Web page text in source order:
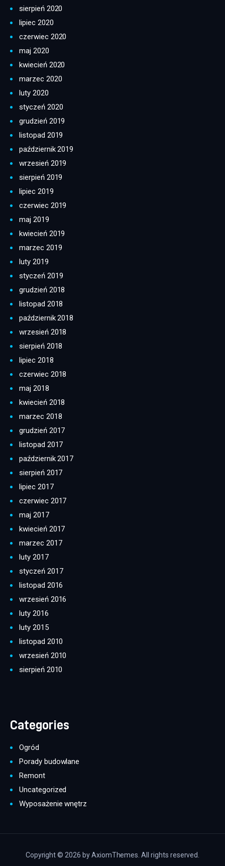
sierpień 2020
lipiec 2020
czerwiec 2020
maj 2020
kwiecień 2020
marzec 2020
luty 2020
styczeń 2020
grudzień 2019
listopad 2019
październik 2019
wrzesień 2019
sierpień 2019
lipiec 2019
czerwiec 2019
maj 2019
kwiecień 2019
marzec 2019
luty 2019
styczeń 2019
grudzień 2018
listopad 2018
październik 2018
wrzesień 2018
sierpień 2018
lipiec 2018
czerwiec 2018
maj 2018
kwiecień 2018
marzec 2018
grudzień 2017
listopad 2017
październik 2017
sierpień 2017
lipiec 2017
czerwiec 2017
maj 2017
kwiecień 2017
marzec 2017
luty 2017
styczeń 2017
listopad 2016
wrzesień 2016
luty 2016
luty 2015
listopad 2010
wrzesień 2010
sierpień 2010
Categories
Ogród
Porady budowlane
Remont
Uncategorized
Wyposażenie wnętrz
Copyright © 2026 by AxiomThemes. All rights reserved.